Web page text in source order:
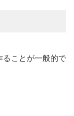
ことが一般的で